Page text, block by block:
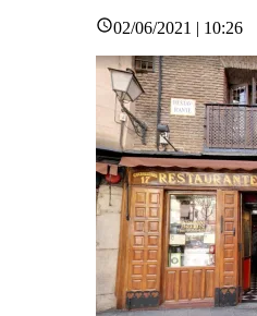
02/06/2021 | 10:26